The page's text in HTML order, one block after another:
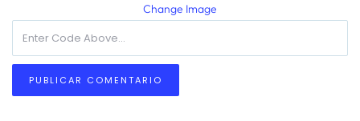
Change Image